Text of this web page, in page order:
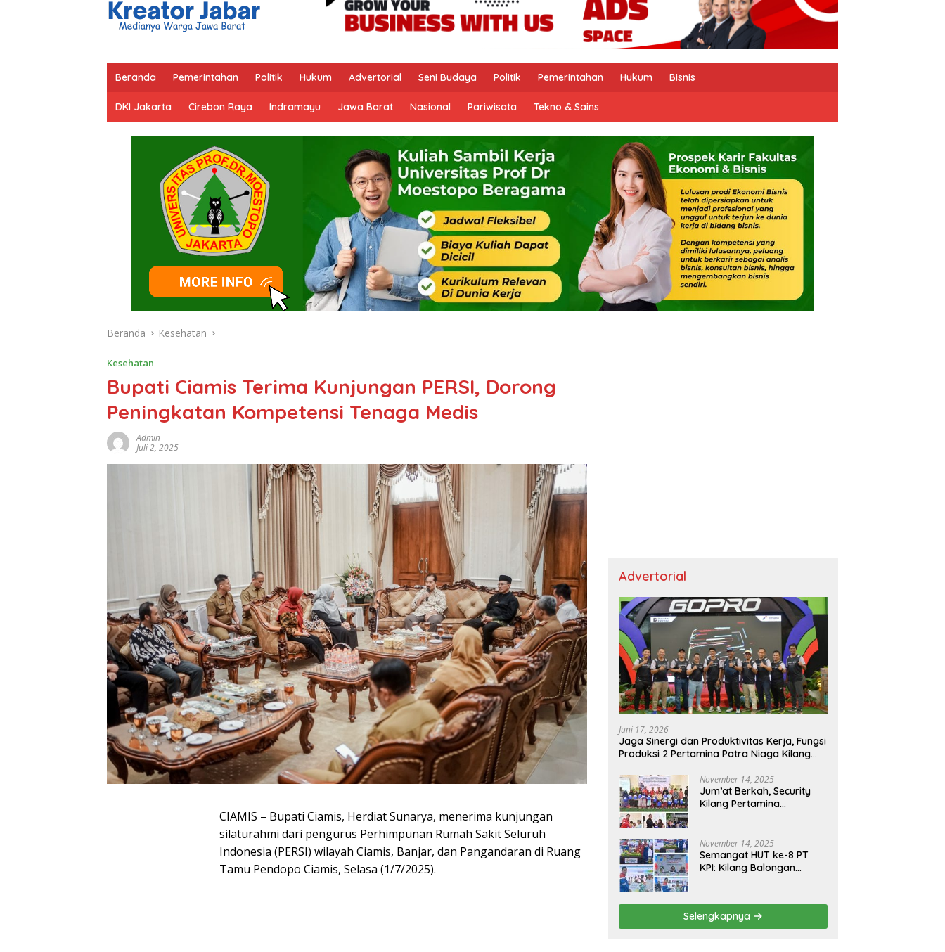
Beranda Pemerintahan Politik Hukum Advertorial Seni Budaya Politik Pemerintahan Hukum Bisnis
DKI Jakarta Cirebon Raya Indramayu Jawa Barat Nasional Pariwisata Tekno & Sains
Beranda Kesehatan
Kesehatan
Bupati Ciamis Terima Kunjungan PERSI, Dorong
Peningkatan Kompetensi Tenaga Medis
Admin
Juli 2, 2025
CIAMIS – Bupati Ciamis, Herdiat Sunarya, menerima kunjungan
silaturahmi dari pengurus Perhimpunan Rumah Sakit Seluruh
Indonesia (PERSI) wilayah Ciamis, Banjar, dan Pangandaran di Ruang
Tamu Pendopo Ciamis, Selasa (1/7/2025).
Advertorial
Juni 17, 2026
Jaga Sinergi dan Produktivitas Kerja, Fungsi
Produksi 2 Pertamina Patra Niaga Kilang
November 14, 2025
Jum’at Berkah, Security
Kilang Pertamina
November 14, 2025
Semangat HUT ke-8 PT
KPI: Kilang Balongan
Berbagi Bersama
Penyandang Disabilitas
dan Yayasan Pendidikan
Selengkapnya